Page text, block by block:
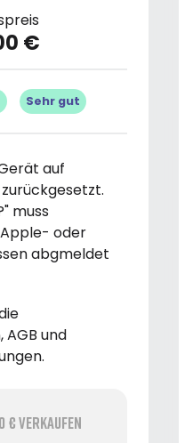
€
Sehr gut
auf
muss
oder
abgmeldet
und
€ verkaufen